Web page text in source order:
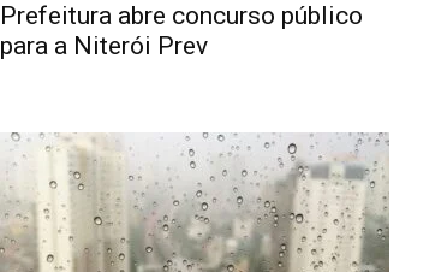
Prefeitura abre concurso público
para a Niterói Prev